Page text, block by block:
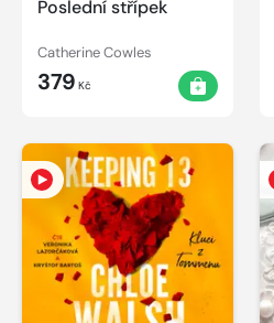
Poslední střípek
Catherine Cowles
379 Kč